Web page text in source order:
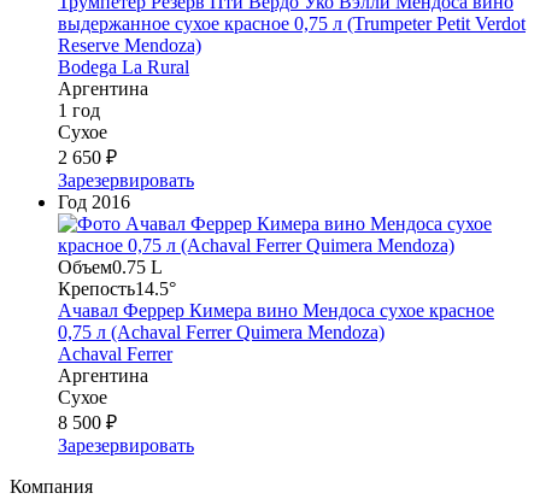
выдержанное сухое красное 0,75 л (Trumpeter Petit Verdot
Reserve Mendoza)
Bodega La Rural
Аргентина
1 год
Сухое
2 650 ₽
Зарезервировать
Год 2016
Объем0.75 L
Крепость14.5°
Ачавал Феррер Кимера вино Мендоса сухое красное
0,75 л (Achaval Ferrer Quimera Mendoza)
Achaval Ferrer
Аргентина
Сухое
8 500 ₽
Зарезервировать
Компания